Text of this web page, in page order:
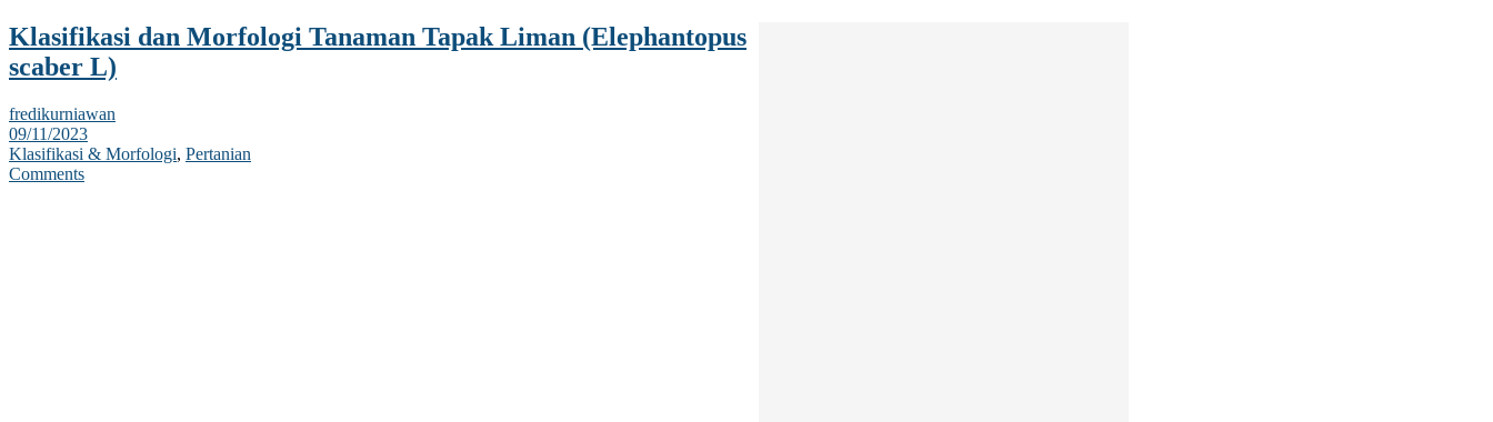
Klasifikasi dan Morfologi Tanaman Tapak Liman (Elephantopus
scaber L)
fredikurniawan
09/11/2023
Klasifikasi & Morfologi, Pertanian
Comments